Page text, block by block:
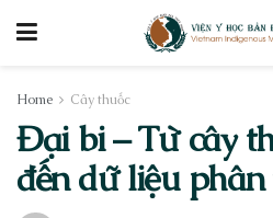
Home Cây thuốc
Đại bi – Từ cây
đến dữ liệu